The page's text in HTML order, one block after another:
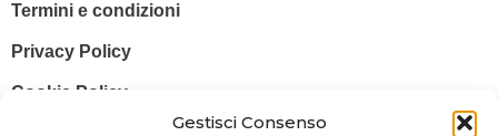
Gestisci Consenso
Termini e condizioni
Privacy Policy
Cookie Policy